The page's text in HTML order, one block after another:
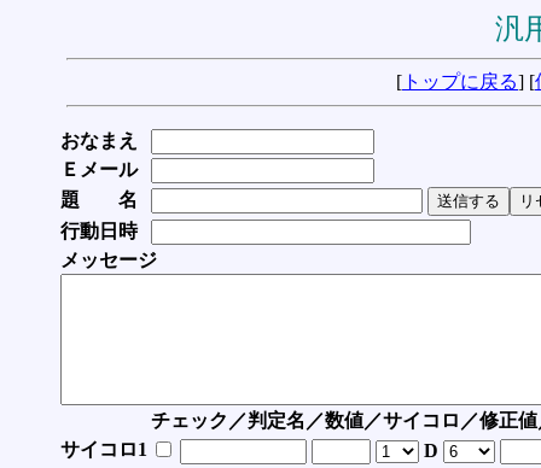
汎
[ トップに戻る] [
おなまえ
Ｅメール
題 名
行動日時
メッセージ
チェック／判定名／数値／サイコロ／修正
サイコロ1
D